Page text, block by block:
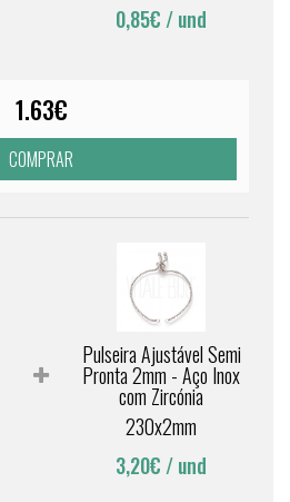
0,85€ / und
1.63€
COMPRAR
Pulseira Ajustável Semi
Pronta 2mm - Aço Inox
com Zircónia
230x2mm
3,20€ / und